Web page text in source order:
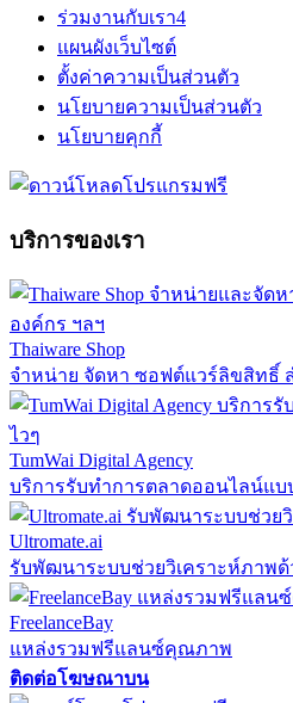
ร่วมงานกับเรา4
แผนผังเว็บไซต์
ตั้งค่าความเป็นส่วนตัว
นโยบายความเป็นส่วนตัว
นโยบายคุกกี้
บริการของเรา
Thaiware Shop
จำหน่าย จัดหา ซอฟต์แวร์ลิขสิทธิ์
TumWai Digital Agency
บริการรับทำการตลาดออนไลน์แบ
Ultromate.ai
รับพัฒนาระบบช่วยวิเคราะห์ภาพด้
FreelanceBay
แหล่งรวมฟรีแลนซ์คุณภาพ
ติดต่อโฆษณาบน